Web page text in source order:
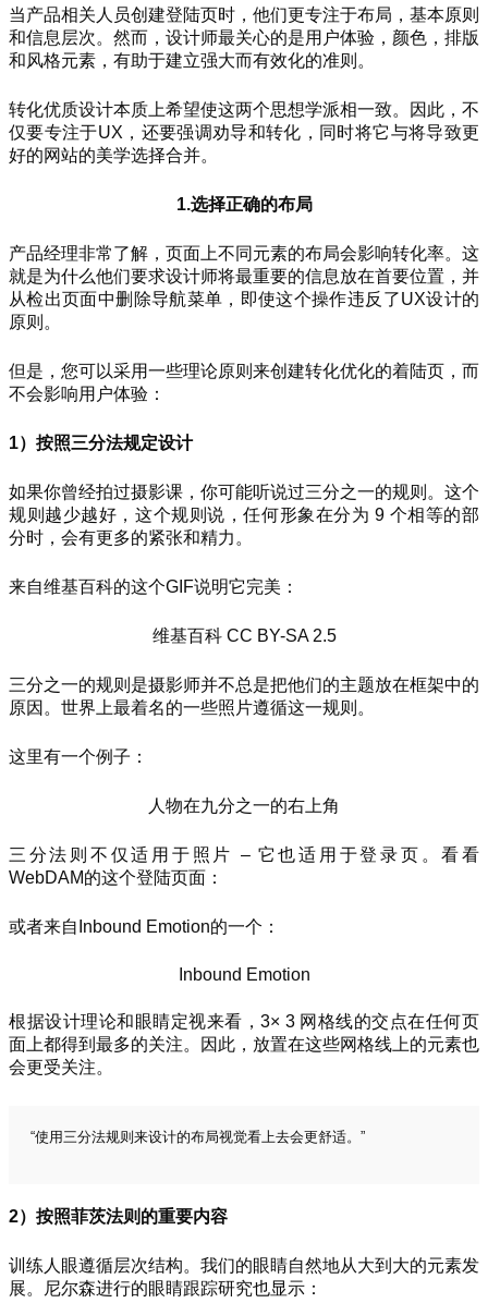
当产品相关人员创建登陆页时，他们更专注于布局，基本原则
和信息层次。然而，设计师最关心的是用户体验，颜色，排版
和风格元素，有助于建立强大而有效化的准则。
转化优质设计本质上希望使这两个思想学派相一致。因此，不
仅要专注于UX，还要强调劝导和转化，同时将它与将导致更
好的网站的美学选择合并。
1.选择正确的布局
产品经理非常了解，页面上不同元素的布局会影响转化率。这
就是为什么他们要求设计师将最重要的信息放在首要位置，并
从检出页面中删除导航菜单，即使这个操作违反了UX设计的
原则。
但是，您可以采用一些理论原则来创建转化优化的着陆页，而
不会影响用户体验：
1）按照三分法规定设计
如果你曾经拍过摄影课，你可能听说过三分之一的规则。这个
规则越少越好，这个规则说，任何形象在分为 9 个相等的部
分时，会有更多的紧张和精力。
来自维基百科的这个GIF说明它完美：
维基百科 CC BY-SA 2.5
三分之一的规则是摄影师并不总是把他们的主题放在框架中的
原因。世界上最着名的一些照片遵循这一规则。
这里有一个例子：
人物在九分之一的右上角
三分法则不仅适用于照片 – 它也适用于登录页。看看
WebDAM的这个登陆页面：
或者来自Inbound Emotion的一个：
Inbound Emotion
根据设计理论和眼睛定视来看，3× 3 网格线的交点在任何页
面上都得到最多的关注。因此，放置在这些网格线上的元素也
会更受关注。
“使用三分法规则来设计的布局视觉看上去会更舒适。”
2）按照菲茨法则的重要内容
训练人眼遵循层次结构。我们的眼睛自然地从大到大的元素发
展。尼尔森进行的眼睛跟踪研究也显示：